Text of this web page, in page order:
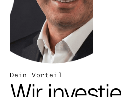
Dein Vorteil